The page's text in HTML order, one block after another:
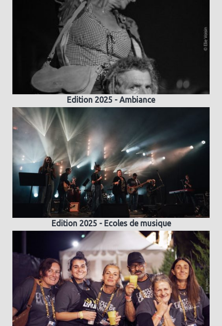
Edition 2025 - Ambiance
Edition 2025 - Ecoles de musique